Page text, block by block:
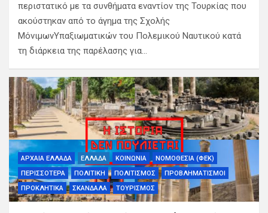
περιστατικό με τα συνθήματα εναντίον της Τουρκίας που
ακούστηκαν από το άγημα της Σχολής
ΜόνιμωνΥπαξιωματικών του Πολεμικού Ναυτικού κατά
τη διάρκεια της παρέλασης για…
ΑΡΧΑΙΑ ΕΛΛΑΔΑ ΕΛΛΑΔΑ ΚΟΙΝΩΝΙΑ
ΝΟΜΟΘΕΣΙΑ (ΦΕΚ)
ΠΕΡΙΣΣΟΤΕΡΑ
ΠΟΛΙΤΙΚΗ ΠΟΛΙΤΙΣΜΟΣ
ΠΡΟΒΛΗΜΑΤΙΣΜΟΙ
ΠΡΟΚΛΗΤΙΚΑ
ΣΚΑΝΔΑΛΑ ΤΟΥΡΙΣΜΟΣ